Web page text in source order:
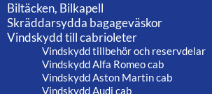
Biltäcken, Bilkapell
Skräddarsydda bagageväskor
Vindskydd till cabrioleter
Vindskydd tillbehör och reservdelar
Vindskydd Alfa Romeo cab
Vindskydd Aston Martin cab
Vindskydd Audi cab